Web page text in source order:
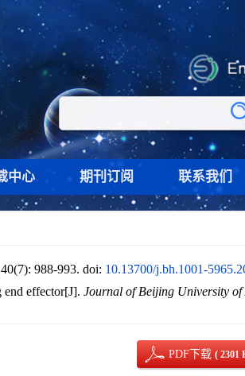
中心 期刊订阅 联系我们
988-993. doi: 10.13700/j.bh.1001-
end effector[J]. Journal of Beijing University of
PDF下载( 2301